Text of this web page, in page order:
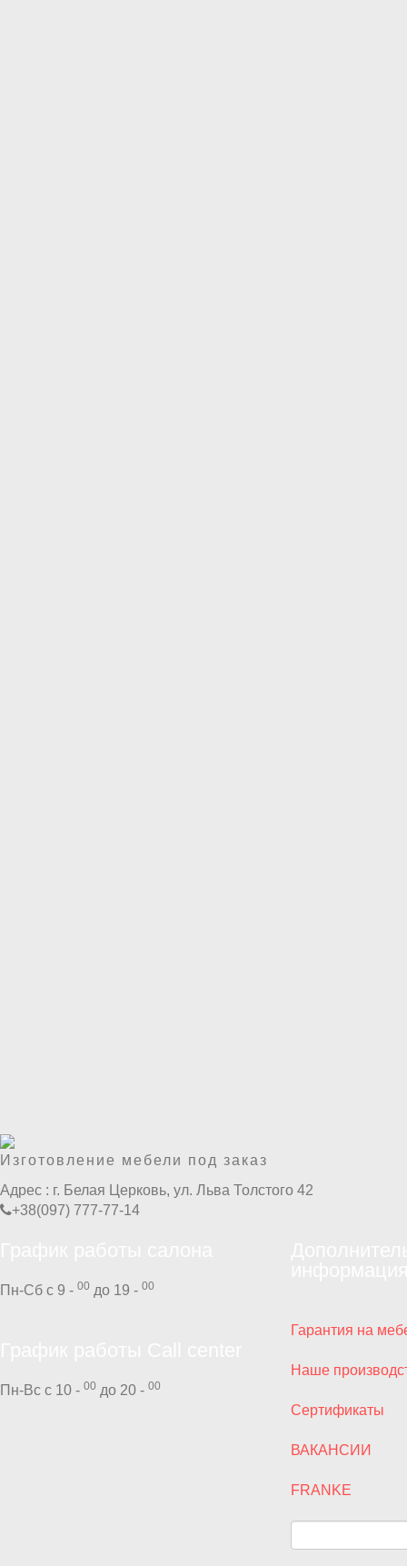
Изготовление мебели под заказ
Адрес : г. Белая Церковь, ул. Льва Толстого 42
+38(097) 777-77-14
Пн-Сб с 9 - 00 до 19 - 00
Пн-Вс с 10 - 00 до 20 - 00
Гарантия на
Наше
Сертификаты
ВАКАНСИИ
FRANKE